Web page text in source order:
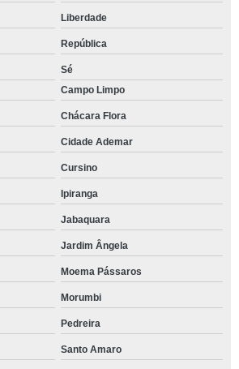
Liberdade
República
Sé
Campo Limpo
Chácara Flora
Cidade Ademar
Cursino
Ipiranga
Jabaquara
Jardim Ângela
Moema Pássaros
Morumbi
Pedreira
Santo Amaro